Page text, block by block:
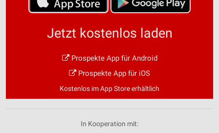
Jetzt kostenlos laden
Prospekte App für Android
Prospekte App für iOS
Kostenlos im App Store erhältlich
In Kooperation mit: